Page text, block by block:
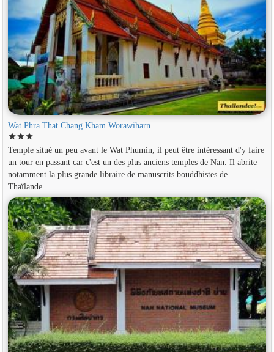
Wat Phra That Chang Kham Worawiharn
starstarstar
Temple situé un peu avant le Wat Phumin, il peut être intéressant d'y faire
un tour en passant car c'est un des plus anciens temples de Nan. Il abrite
notamment la plus grande libraire de manuscrits bouddhistes de
Thaïlande.